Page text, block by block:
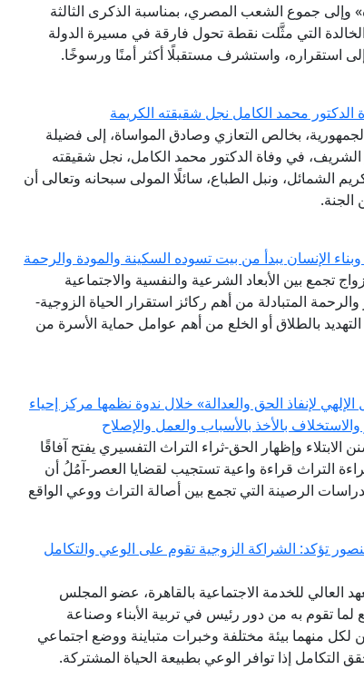
وإلى جموع الشعب المصري، بمناسبة الذكرى الثالثة
الخالدة التي مثَّلت نقطة تحول فارقة في مسيرة الدولة
استقراره، واستشرف مستقبلًا أكثر أمنًا ورسوخًا.
الدكتور محمد الكامل نجل شقيقته الكريمة
بخالص التعازي وصادق المواساة، إلى فضيلة
الشريف، في وفاة الدكتور محمد الكامل، نجل شقيقته
الشمائل، ونبل الطباع، سائلًا المولى سبحانه وتعالى أن
الجنة.
الإنسان يبدأ من بيت تسوده السكينة والمودة والرحمة
تجمع بين الأبعاد الشرعية والنفسية والاجتماعية
المتبادلة من أهم ركائز استقرار الحياة الزوجية-
بالطلاق أو الخلع من أهم عوامل حماية الأسرة من
لإنفاذ الحق والعدالة» خلال ندوة نظمها مركز إحياء
بالأخذ بالأسباب والعمل والإصلاح
الابتلاء وإظهار الحق-ثراء التراث التفسيري يفتح آفاقًا
التراث قراءة واعية تستجيب لقضايا العصر-آمُلُ أن
الرصينة التي تجمع بين أصالة التراث ووعي الواقع
تؤكد: الشراكة الزوجية تقوم على الوعي والتكامل
العالي للخدمة الاجتماعية بالقاهرة، عضو المجلس
لما تقوم به من دور رئيس في تربية الأبناء وصناعة
منهما بيئة مختلفة وخبرات متباينة ووضع اجتماعي
التكامل إذا توافر الوعي بطبيعة الحياة المشتركة.